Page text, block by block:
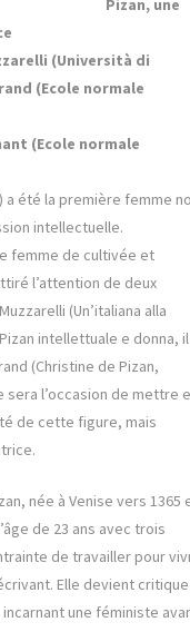
Pizan, une
(Università di
(Ecole normale
(Ecole normale
a été la première femme
intellectuelle.
femme de cultivée et
l’attention de deux
(Un’italiana alla
intellettuale e donna, il
(Christine de Pizan,
sera l’occasion de mettre
de cette figure, mais
née à Venise vers 1365
de 23 ans avec trois
de travailler pour
Elle devient critique
une féministe